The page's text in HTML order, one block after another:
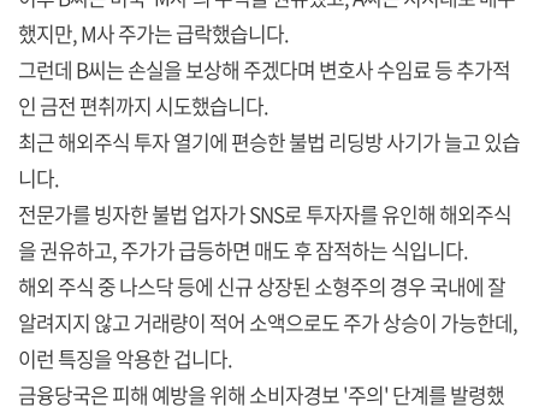
했지만, M사 주가는 급락했습니다.
그런데 B씨는 손실을 보상해 주겠다며 변호사 수임료 등 추가적
인 금전 편취까지 시도했습니다.
최근 해외주식 투자 열기에 편승한 불법 리딩방 사기가 늘고 있습
니다.
전문가를 빙자한 불법 업자가 SNS로 투자자를 유인해 해외주식
을 권유하고, 주가가 급등하면 매도 후 잠적하는 식입니다.
해외 주식 중 나스닥 등에 신규 상장된 소형주의 경우 국내에 잘
알려지지 않고 거래량이 적어 소액으로도 주가 상승이 가능한데,
이런 특징을 악용한 겁니다.
금융당국은 피해 예방을 위해 소비자경보 '주의' 단계를 발령했